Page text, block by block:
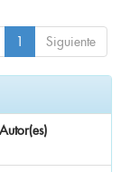
1 Siguiente
Autor(es)